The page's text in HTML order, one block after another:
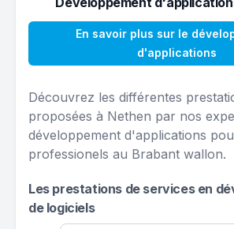
En savoir plus sur le
d'applications
Découvrez les différentes
proposées à Nethen par nos
développement d'applications
professionels au Brabant wallon.
Les prestations de services en
de logiciels